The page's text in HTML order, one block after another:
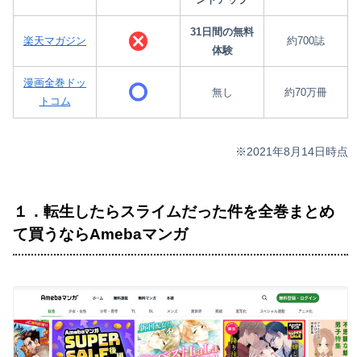
楽天マガジン
31日間の無料
体験
約700誌
漫画全巻ドッ
トコム
無し 約70万冊
※2021年8月14日時点
１．転生したらスライムだった件を全巻まとめ
て買うならAmebaマンガ